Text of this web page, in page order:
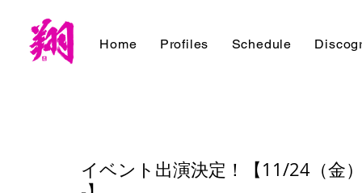
Home Profiles Schedule
イベント出演決定！【11/24（金